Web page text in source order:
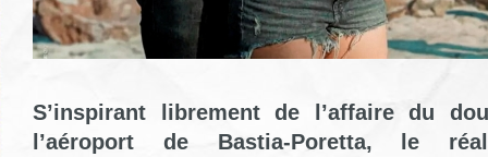
S’inspirant librement de l’affaire du
l’aéroport de Bastia-Poretta, le